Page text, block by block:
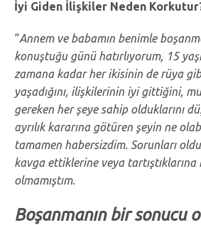
İyi Giden İlişkiler Neden
“Annem ve babamın benimle
konuştuğu günü hatırlıyorum, 15
zamana kadar her ikisinin de rüya
yaşadığını, ilişkilerinin iyi gittiğini,
gereken her şeye sahip olduklarını
ayrılık kararına götüren şeyin ne
tamamen habersizdim. Sorunları
kavga ettiklerine veya tartıştıklarına
olmamıştım.
Boşanmanın bir sonucu